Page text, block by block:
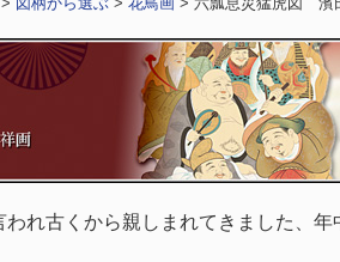
われ古くから親しまれてきました、年